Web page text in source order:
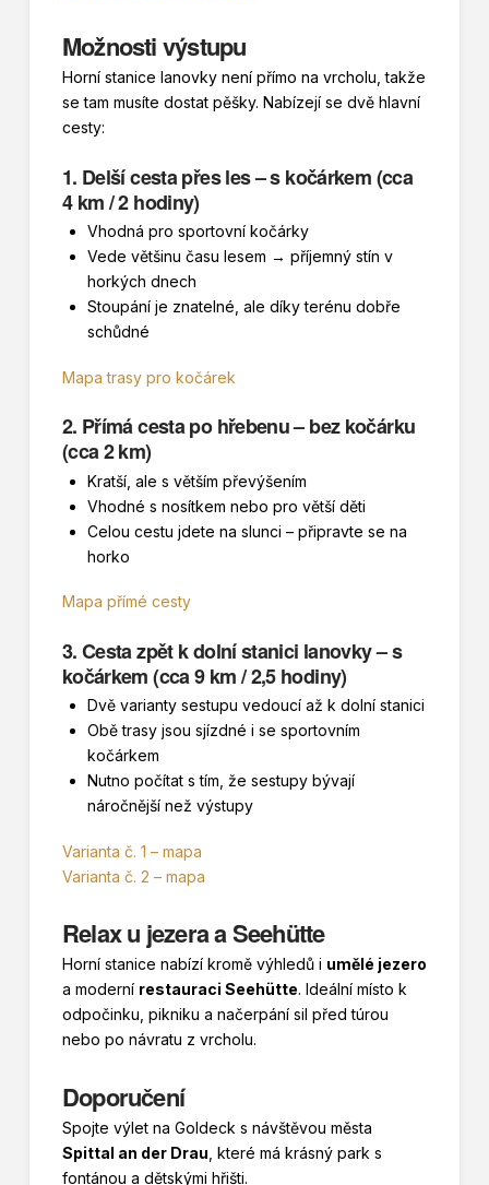
Možnosti výstupu
Horní stanice lanovky není přímo na vrcholu, takže
se tam musíte dostat pěšky. Nabízejí se dvě hlavní
cesty:
1. Delší cesta přes les – s kočárkem (cca
4 km / 2 hodiny)
Vhodná pro sportovní kočárky
Vede většinu času lesem → příjemný stín v
horkých dnech
Stoupání je znatelné, ale díky terénu dobře
schůdné
Mapa trasy pro kočárek
2. Přímá cesta po hřebenu – bez kočárku
(cca 2 km)
Kratší, ale s větším převýšením
Vhodné s nosítkem nebo pro větší děti
Celou cestu jdete na slunci – připravte se na
horko
Mapa přímé cesty
3. Cesta zpět k dolní stanici lanovky – s
kočárkem (cca 9 km / 2,5 hodiny)
Dvě varianty sestupu vedoucí až k dolní stanici
Obě trasy jsou sjízdné i se sportovním
kočárkem
Nutno počítat s tím, že sestupy bývají
náročnější než výstupy
Varianta č. 1 – mapa
Varianta č. 2 – mapa
Relax u jezera a Seehütte
Horní stanice nabízí kromě výhledů i umělé jezero
a moderní restauraci Seehütte. Ideální místo k
odpočinku, pikniku a načerpání sil před túrou
nebo po návratu z vrcholu.
Doporučení
Spojte výlet na Goldeck s návštěvou města
Spittal an der Drau , které má krásný park s
fontánou a dětskými hřišti.